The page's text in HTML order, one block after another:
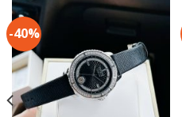
-40%